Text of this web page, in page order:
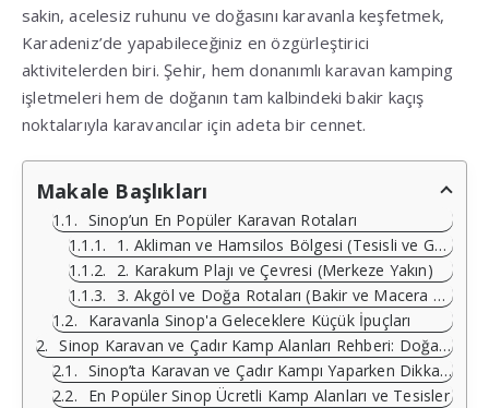
sakin, acelesiz ruhunu ve doğasını karavanla keşfetmek,
Karadeniz’de yapabileceğiniz en özgürleştirici
aktivitelerden biri. Şehir, hem donanımlı karavan kamping
işletmeleri hem de doğanın tam kalbindeki bakir kaçış
noktalarıyla karavancılar için adeta bir cennet.
Makale Başlıkları
Sinop’un En Popüler Karavan Rotaları
1. Akliman ve Hamsilos Bölgesi (Tesisli ve Güvenli)
2. Karakum Plajı ve Çevresi (Merkeze Yakın)
3. Akgöl ve Doğa Rotaları (Bakir ve Macera Odaklı)
Karavanla Sinop'a Geleceklere Küçük İpuçları
Sinop Karavan ve Çadır Kamp Alanları Rehberi: Doğanın Kalbine Yolculuk
Sinop’ta Karavan ve Çadır Kampı Yaparken Dikkat Edilmesi Gerekenler
En Popüler Sinop Ücretli Kamp Alanları ve Tesisler